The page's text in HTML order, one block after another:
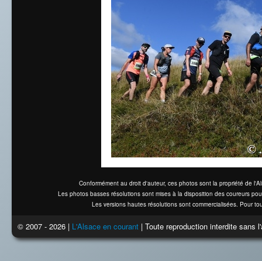
Conformément au droit d'auteur, ces photos sont la propriété de
Les photos basses résolutions sont mises à la disposition des coureurs
Les versions hautes résolutions sont commercialisées. Pour
© 2007 - 2026 | L'Alsace en courant | Toute reproduction interdite sans